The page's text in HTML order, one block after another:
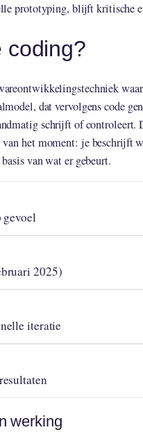
prototyping, blijft kritische
coding?
dat vervolgens code
schrijft of controleert.
van het moment: je
van wat er gebeurt.
2025)
iteratie
werking